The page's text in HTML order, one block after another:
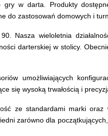
w darta. Produkty
do zastosowań domowych i
Nasza wieloletnia
darterskiej w stolicy.
umożliwiających
się wysoką trwałością i
ze standardami marki oraz
zarówno dla